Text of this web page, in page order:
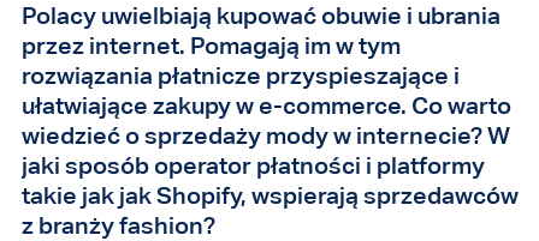
Polacy uwielbiają kupować obuwie i ubrania
przez internet. Pomagają im w tym
rozwiązania płatnicze przyspieszające i
ułatwiające zakupy w e-commerce. Co warto
wiedzieć o sprzedaży mody w internecie? W
jaki sposób operator płatności i platformy
takie jak jak Shopify, wspierają sprzedawców
z branży fashion?